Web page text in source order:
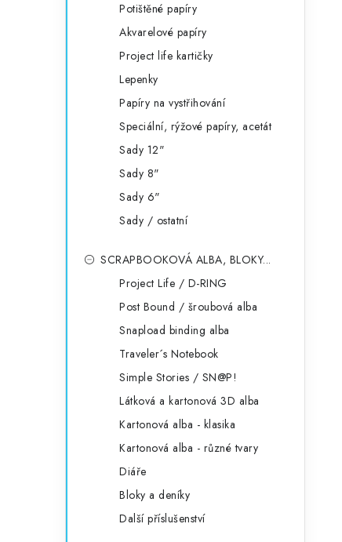
Potištěné papíry
Akvarelové papíry
Project life kartičky
Lepenky
Papíry na vystřihování
Speciální, rýžové papíry, acetát
Sady 12"
Sady 8"
Sady 6"
Sady / ostatní
SCRAPBOOKOVÁ ALBA, BLOKY...
Project Life / D-RING
Post Bound / šroubová alba
Snapload binding alba
Traveler´s Notebook
Simple Stories / SN@P!
Látková a kartonová 3D alba
Kartonová alba - klasika
Kartonová alba - různé tvary
Diáře
Bloky a deníky
Další příslušenství